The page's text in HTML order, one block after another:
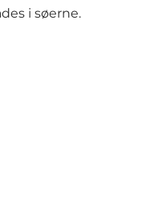
i søerne.